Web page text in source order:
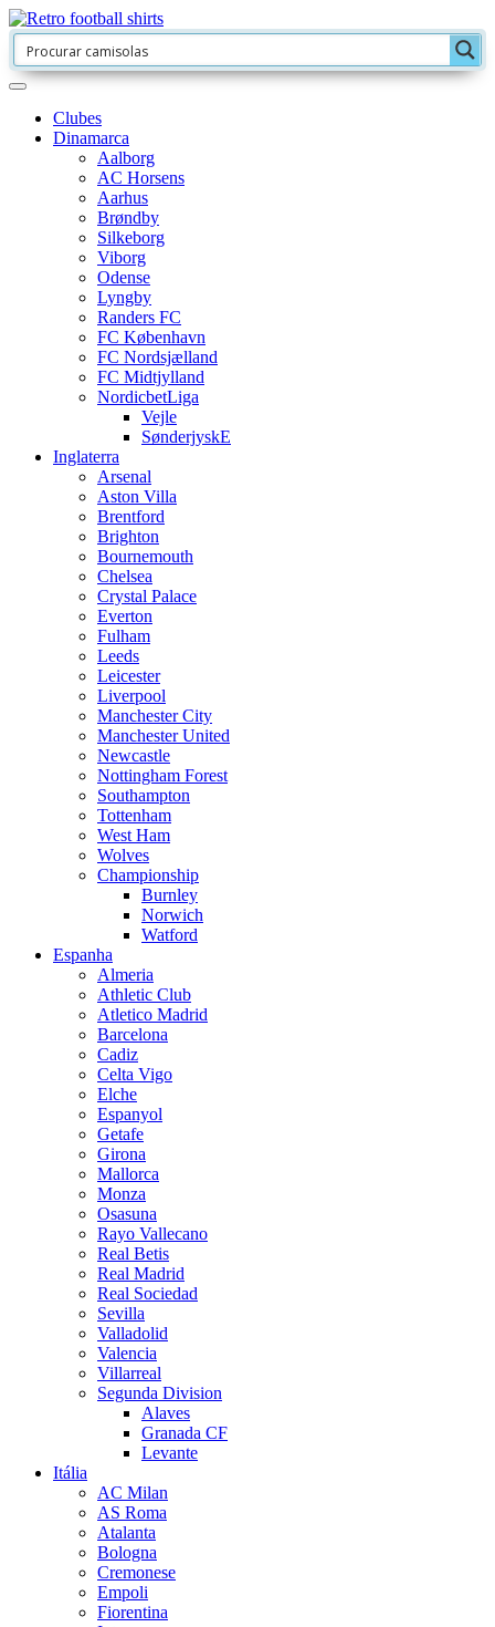
Clubes
Dinamarca
Aalborg
AC Horsens
Aarhus
Brøndby
Silkeborg
Viborg
Odense
Lyngby
Randers FC
FC København
FC Nordsjælland
FC Midtjylland
NordicbetLiga
Vejle
SønderjyskE
Inglaterra
Arsenal
Aston Villa
Brentford
Brighton
Bournemouth
Chelsea
Crystal Palace
Everton
Fulham
Leeds
Leicester
Liverpool
Manchester City
Manchester United
Newcastle
Nottingham Forest
Southampton
Tottenham
West Ham
Wolves
Championship
Burnley
Norwich
Watford
Espanha
Almeria
Athletic Club
Atletico Madrid
Barcelona
Cadiz
Celta Vigo
Elche
Espanyol
Getafe
Girona
Mallorca
Monza
Osasuna
Rayo Vallecano
Real Betis
Real Madrid
Real Sociedad
Sevilla
Valladolid
Valencia
Villarreal
Segunda Division
Alaves
Granada CF
Levante
Itália
AC Milan
AS Roma
Atalanta
Bologna
Cremonese
Empoli
Fiorentina